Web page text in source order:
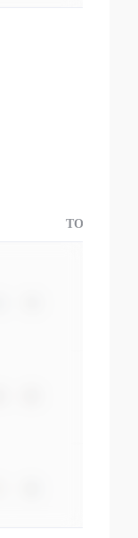
TOP3交易国